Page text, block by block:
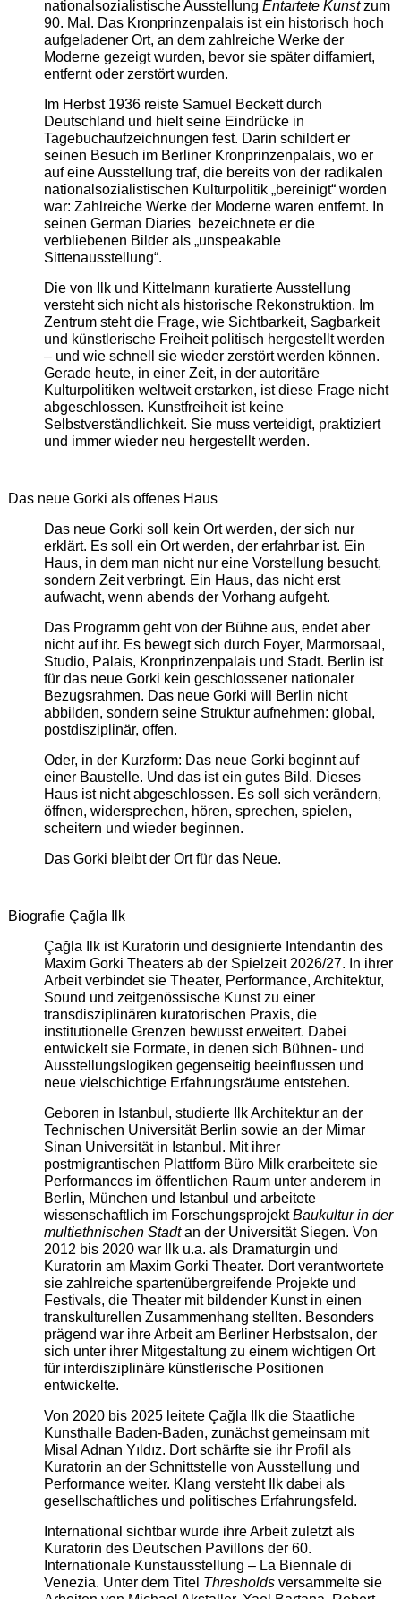
nationalsozialistische Ausstellung Entartete Kunstzum
90. Mal. Das Kronprinzenpalais ist ein historisch hoch
aufgeladener Ort, an dem zahlreiche Werke der
Moderne gezeigt wurden, bevor sie später diffamiert,
entfernt oder zerstört wurden.
Im Herbst 1936 reiste Samuel Beckett durch
Deutschland und hielt seine Eindrücke in
Tagebuchaufzeichnungen fest. Darin schildert er
seinen Besuch im Berliner Kronprinzenpalais, wo er
auf eine Ausstellung traf, die bereits von der radikalen
nationalsozialistischen Kulturpolitik „bereinigt“ worden
war: Zahlreiche Werke der Moderne waren entfernt. In
seinen German Diaries bezeichnete er die
verbliebenen Bilder als „unspeakable
Sittenausstellung“.
Die von Ilk und Kittelmann kuratierte Ausstellung
versteht sich nicht als historische Rekonstruktion. Im
Zentrum steht die Frage, wie Sichtbarkeit, Sagbarkeit
und künstlerische Freiheit politisch hergestellt werden
– und wie schnell sie wieder zerstört werden können.
Gerade heute, in einer Zeit, in der autoritäre
Kulturpolitiken weltweit erstarken, ist diese Frage nicht
abgeschlossen. Kunstfreiheit ist keine
Selbstverständlichkeit. Sie muss verteidigt, praktiziert
und immer wieder neu hergestellt werden.
Das neue Gorki als offenes Haus
Das neue Gorki soll kein Ort werden, der sich nur
erklärt. Es soll ein Ort werden, der erfahrbar ist. Ein
Haus, in dem man nicht nur eine Vorstellung besucht,
sondern Zeit verbringt. Ein Haus, das nicht erst
aufwacht, wenn abends der Vorhang aufgeht.
Das Programm geht von der Bühne aus, endet aber
nicht auf ihr. Es bewegt sich durch Foyer, Marmorsaal,
Studio, Palais, Kronprinzenpalais und Stadt. Berlin ist
für das neue Gorki kein geschlossener nationaler
Bezugsrahmen. Das neue Gorki will Berlin nicht
abbilden, sondern seine Struktur aufnehmen: global,
postdisziplinär, offen.
Oder, in der Kurzform: Das neue Gorki beginnt auf
einer Baustelle. Und das ist ein gutes Bild. Dieses
Haus ist nicht abgeschlossen. Es soll sich verändern,
öffnen, widersprechen, hören, sprechen, spielen,
scheitern und wieder beginnen.
Das Gorki bleibt der Ort für das Neue.
Biografie Çağla Ilk
Çağla Ilk ist Kuratorin und designierte Intendantin des
Maxim Gorki Theaters ab der Spielzeit 2026/27. In ihrer
Arbeit verbindet sie Theater, Performance, Architektur,
Sound und zeitgenössische Kunst zu einer
transdisziplinären kuratorischen Praxis, die
institutionelle Grenzen bewusst erweitert. Dabei
entwickelt sie Formate, in denen sich Bühnen- und
Ausstellungslogiken gegenseitig beeinflussen und
neue vielschichtige Erfahrungsräume entstehen.
Geboren in Istanbul, studierte Ilk Architektur an der
Technischen Universität Berlin sowie an der Mimar
Sinan Universität in Istanbul. Mit ihrer
postmigrantischen Plattform Büro Milk erarbeitete sie
Performances im öffentlichen Raum unter anderem in
Berlin, München und Istanbul und arbeitete
wissenschaftlich im ForschungsprojektBaukultur in der
multiethnischen Stadtan der Universität Siegen. Von
2012 bis 2020 war Ilk u.a. als Dramaturgin und
Kuratorin am Maxim Gorki Theater. Dort verantwortete
sie zahlreiche spartenübergreifende Projekte und
Festivals, die Theater mit bildender Kunst in einen
transkulturellen Zusammenhang stellten. Besonders
prägend war ihre Arbeit am Berliner Herbstsalon, der
sich unter ihrer Mitgestaltung zu einem wichtigen Ort
für interdisziplinäre künstlerische Positionen
entwickelte.
Von 2020 bis 2025 leitete Çağla Ilk die Staatliche
Kunsthalle Baden-Baden, zunächst gemeinsam mit
Misal Adnan Yıldız. Dort schärfte sie ihr Profil als
Kuratorin an der Schnittstelle von Ausstellung und
Performance weiter. Klang versteht Ilk dabei als
gesellschaftliches und politisches Erfahrungsfeld.
International sichtbar wurde ihre Arbeit zuletzt als
Kuratorin des Deutschen Pavillons der 60.
Internationale Kunstausstellung – La Biennale di
Venezia. Unter dem Titel Thresholdsversammelte sie